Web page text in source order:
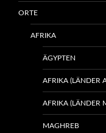
ORTE
AFRIKA
ÄGYPTEN
AFRIKA (LÄNDER
AFRIKA (LÄNDER
MAGHREB